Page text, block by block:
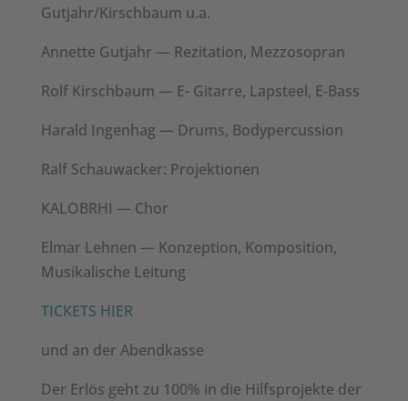
Gutjahr/Kirschbaum u.a.
Annette Gut­jahr — Rez­i­ta­tion, Mez­zoso­pran
Rolf Kirschbaum — E- Gitarre, Lap­steel, E‑Bass
Har­ald Ingen­hag — Drums, Bodyper­cus­sion
Ralf Schauwack­er: Pro­jek­tio­nen
KALOBRHI — Chor
Elmar Lehnen — Konzep­tion, Kom­po­si­tion,
Musikalis­che Leitung
TICKETS HIER
und an der Abend­kasse
Der Erlös geht zu 100% in die Hil­f­spro­jek­te der